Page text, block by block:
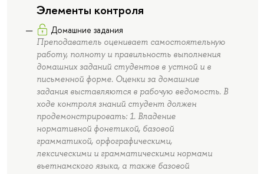
Элементы контроля
Домашние задания
Преподаватель оценивает самостоятельную
работу, полноту и правильность выполнения
домашних заданий студентов в устной и в
письменной форме. Оценки за домашние
задания выставляются в рабочую ведомость. В
ходе контроля знаний студент должен
продемонстрировать: 1. Владение
нормативной фонетикой, базовой
грамматикой, орфографическими,
лексическими и грамматическими нормами
вьетнамского языка, а также базовой